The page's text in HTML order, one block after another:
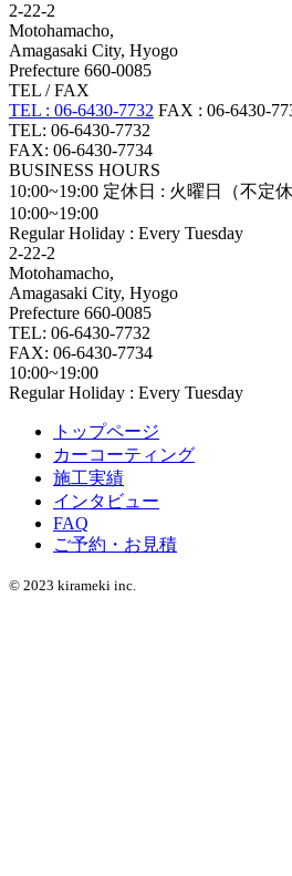
2-22-2
Motohamacho,
Amagasaki City, Hyogo
Prefecture 660-0085
TEL / FAX
TEL : 06-6430-7732 FAX : 06-6430-
TEL: 06-6430-7732
FAX: 06-6430-7734
BUSINESS HOURS
10:00~19:00 定休日 : 火曜日（不定休
10:00~19:00
Regular Holiday : Every Tuesday
2-22-2
Motohamacho,
Amagasaki City, Hyogo
Prefecture 660-0085
TEL: 06-6430-7732
FAX: 06-6430-7734
10:00~19:00
Regular Holiday : Every Tuesday
トップページ
カーコーティング
施工実績
インタビュー
FAQ
ご予約・お見積
© 2023 kirameki inc.